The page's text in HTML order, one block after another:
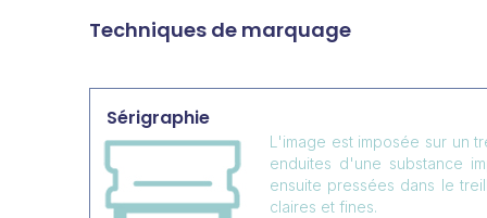
Techniques de marquage
Sérigraphie
L'image est imposée sur un
enduites d'une substance
ensuite pressées dans le
claires et fines.